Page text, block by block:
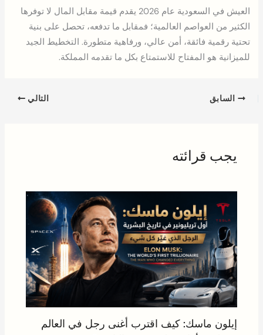
العيش في السعودية عام 2026 يقدم قيمة مقابل المال لا توفرها
الكثير من العواصم العالمية؛ فمقابل ما تدفعه، تحصل على بنية
تحتية رقمية فائقة، أمن عالي، ورفاهية متطورة. التخطيط الجيد
للميزانية هو المفتاح للاستمتاع بكل ما تقدمه المملكة.
السابق التالي
يجب قرائته
إيلون ماسك: كيف اقترب أغنى رجل في العالم